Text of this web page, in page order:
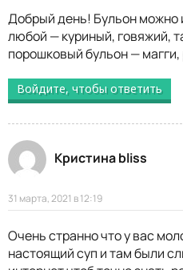
Добрый день! Бульон можно
любой — куриный, говяжий,
порошковый бульон — магги,
Войдите, чтобы ответить
Кристина bliss
31 марта, 2021 в 12:19
Очень странно что у вас
настоящий суп и там были